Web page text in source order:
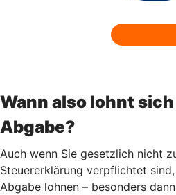
Wann also lohnt
Abgabe?
Auch wenn Sie gesetzlich nicht
Steuererklärung verpflichtet
Abgabe lohnen – besonders